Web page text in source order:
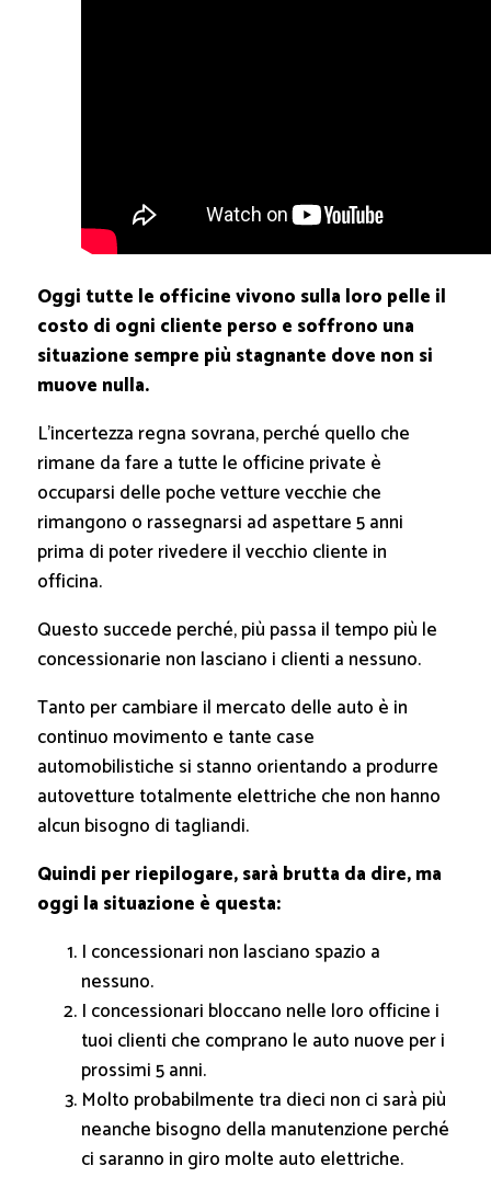
Oggi tutte le officine vivono sulla loro pelle il
costo di ogni cliente perso e soffrono una
situazione sempre più stagnante dove non si
muove nulla.
L’incertezza regna sovrana, perché quello che
rimane da fare a tutte le officine private è
occuparsi delle poche vetture vecchie che
rimangono o rassegnarsi ad aspettare 5 anni
prima di poter rivedere il vecchio cliente in
officina.
Questo succede perché, più passa il tempo più le
concessionarie non lasciano i clienti a nessuno.
Tanto per cambiare il mercato delle auto è in
continuo movimento e tante case
automobilistiche si stanno orientando a produrre
autovetture totalmente elettriche che non hanno
alcun bisogno di tagliandi.
Quindi per riepilogare, sarà brutta da dire, ma
oggi la situazione è questa:
I concessionari non lasciano spazio a
nessuno.
I concessionari bloccano nelle loro officine i
tuoi clienti che comprano le auto nuove per i
prossimi 5 anni.
Molto probabilmente tra dieci non ci sarà più
neanche bisogno della manutenzione perché
ci saranno in giro molte auto elettriche.